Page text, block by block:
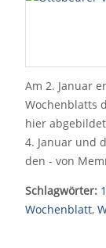
Am 2. Januar
Wochenblatts
hier
4. Januar und
den - von
Schlagwörter:
Wochenblatt,